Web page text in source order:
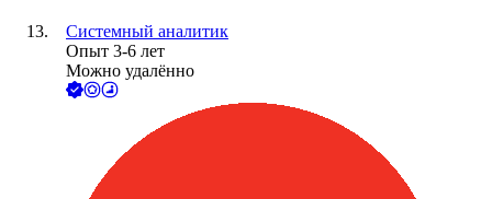
Системный аналитик
Опыт 3-6 лет
Можно удалённо